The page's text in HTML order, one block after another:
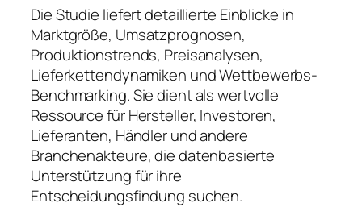
Die Studie liefert detaillierte Einblicke in
Marktgröße, Umsatzprognosen,
Produktionstrends, Preisanalysen,
Lieferkettendynamiken und Wettbewerbs-
Benchmarking. Sie dient als wertvolle
Ressource für Hersteller, Investoren,
Lieferanten, Händler und andere
Branchenakteure, die datenbasierte
Unterstützung für ihre
Entscheidungsfindung suchen.